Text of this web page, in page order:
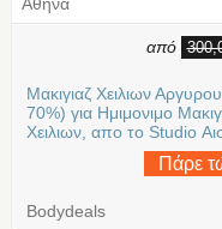
από
Μακιγιαζ Χειλιων
70%) για Ημιμονιμο
Χειλιων, απο το Studio
Πάρε
Bodydeals